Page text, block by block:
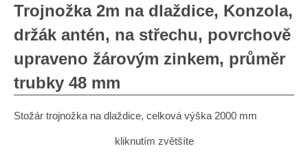
Trojnožka 2m na dlaždice, Konzola,
držák antén, na střechu, povrchově
upraveno žárovým zinkem, průměr
trubky 48 mm
Stožár trojnožka na dlaždice, celková výška 2000 mm
kliknutím zvětšíte